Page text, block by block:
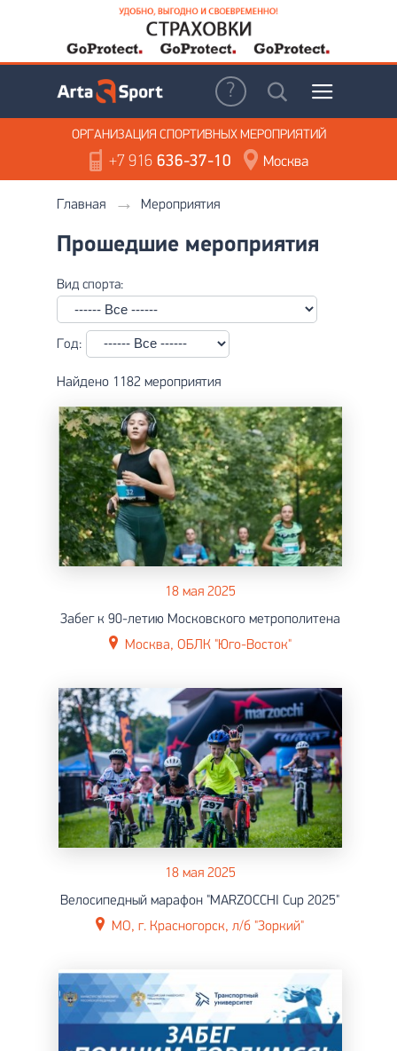
ОРГАНИЗАЦИЯ СПОРТИВНЫХ МЕРОПРИЯТИЙ
+7 916636-37-10 Москва
Главная Мероприятия
Прошедшие мероприятия
Вид спорта:
Год:
Найдено 1182 мероприятия
18 мая 2025
Забег к 90-летию Московского метрополитена
Москва, ОБЛК "Юго-Восток"
18 мая 2025
Велосипедный марафон "MARZOCCHI Cup 2025"
МО, г. Красногорск, л/б "Зоркий"